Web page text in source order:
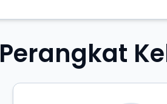
Perangkat